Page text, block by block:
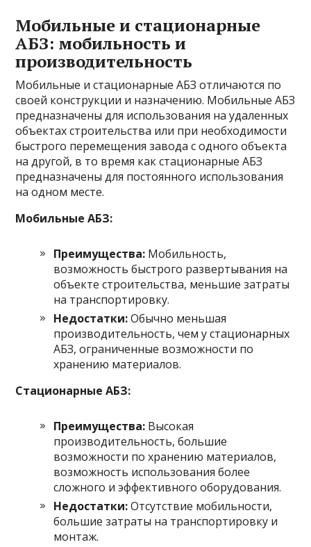
Мобильные и стационарные
АБЗ: мобильность и
производительность
Мобильные и стационарные АБЗ отличаются по
своей конструкции и назначению. Мобильные АБЗ
предназначены для использования на удаленных
объектах строительства или при необходимости
быстрого перемещения завода с одного объекта
на другой, в то время как стационарные АБЗ
предназначены для постоянного использования
на одном месте.
Мобильные АБЗ:
Преимущества: Мобильность,
возможность быстрого развертывания на
объекте строительства, меньшие затраты
на транспортировку.
Недостатки:Обычно меньшая
производительность, чем у стационарных
АБЗ, ограниченные возможности по
хранению материалов.
Стационарные АБЗ:
Преимущества: Высокая
производительность, большие
возможности по хранению материалов,
возможность использования более
сложного и эффективного оборудования.
Недостатки:Отсутствие мобильности,
большие затраты на транспортировку и
монтаж.